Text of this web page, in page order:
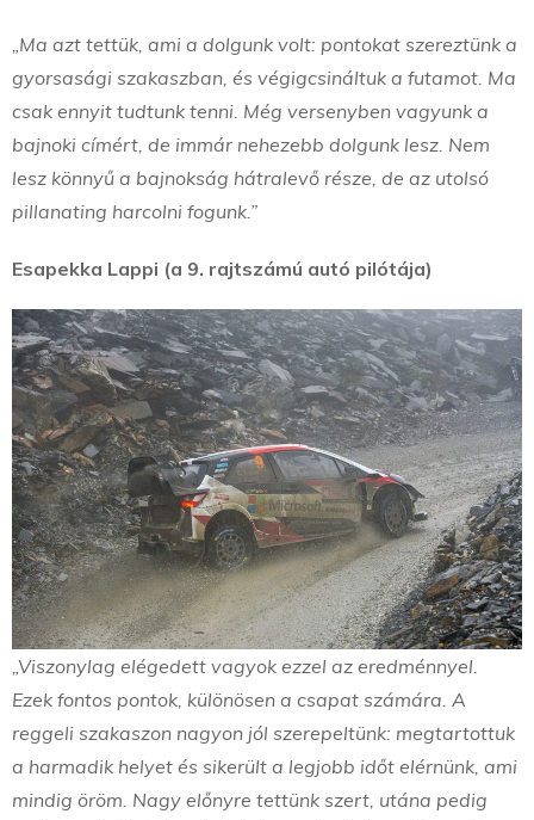
„Ma azt tettük, ami a dolgunk volt: pontokat szereztünk a
gyorsasági szakaszban, és végigcsináltuk a futamot. Ma
csak ennyit tudtunk tenni. Még versenyben vagyunk a
bajnoki címért, de immár nehezebb dolgunk lesz. Nem
lesz könnyű a bajnokság hátralevő része, de az utolsó
pillanating harcolni fogunk.”
Esapekka Lappi (a 9. rajtszámú autó pilótája)
„Viszonylag elégedett vagyok ezzel az eredménnyel.
Ezek fontos pontok, különösen a csapat számára. A
reggeli szakaszon nagyon jól szerepeltünk: megtartottuk
a harmadik helyet és sikerült a legjobb időt elérnünk, ami
mindig öröm. Nagy előnyre tettünk szert, utána pedig